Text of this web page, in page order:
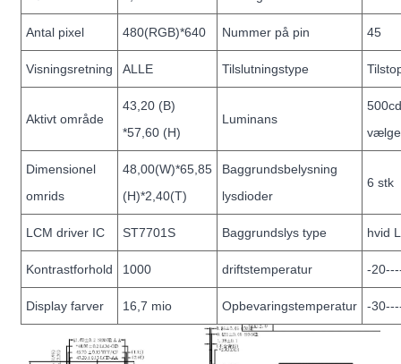
Antal pixel 480(RGB)*640 Nummer på pin 45
Visningsretning ALLE Tilslutningstype
Aktivt område
43,20 (B)
*57,60 (H)
Luminans
Dimensionel
omrids
48,00(W)*65,85
(H)*2,40(T)
Baggrundsbelysning
lysdioder
6 stk
LCM driver IC ST7701S Baggrundslys type hvid
Kontrastforhold 1000 driftstemperatur -
Display farver 16,7 mio Opbevaringstemperatur -